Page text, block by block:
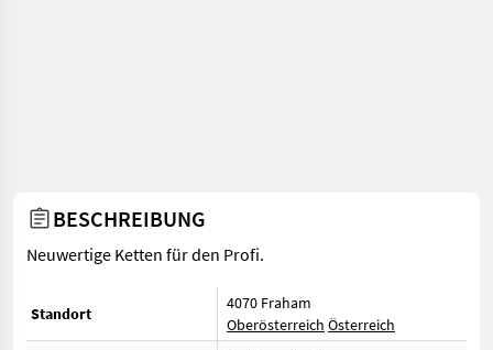
BESCHREIBUNG
Neuwertige Ketten für den Profi.
Standort
4070 Fraham
Oberösterreich Österreich